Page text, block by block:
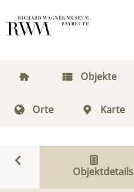
Objekte
Orte Karte
Objektdetails